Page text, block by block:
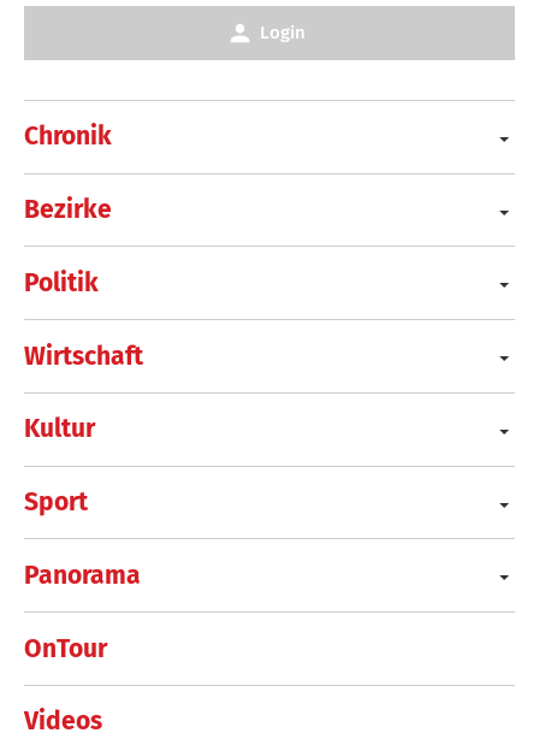
Chronik
Bezirke
Politik
Wirtschaft
Kultur
Sport
Panorama
OnTour
Videos
Login